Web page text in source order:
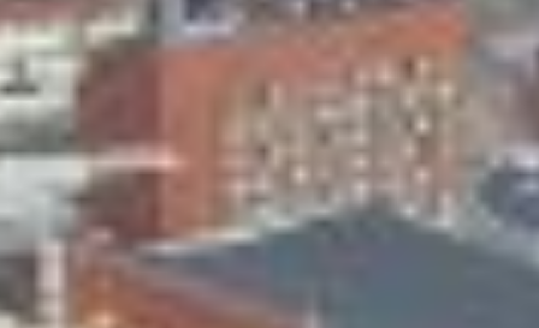
Skeittihalli
Varhaiskasvatus
Ateria- ja välipalamaksut
Mämminiemi
Taideapteekki